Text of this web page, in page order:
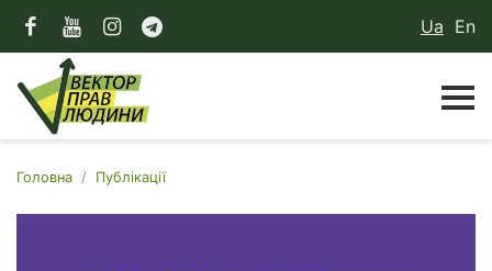
Ua En
Головна Публікації